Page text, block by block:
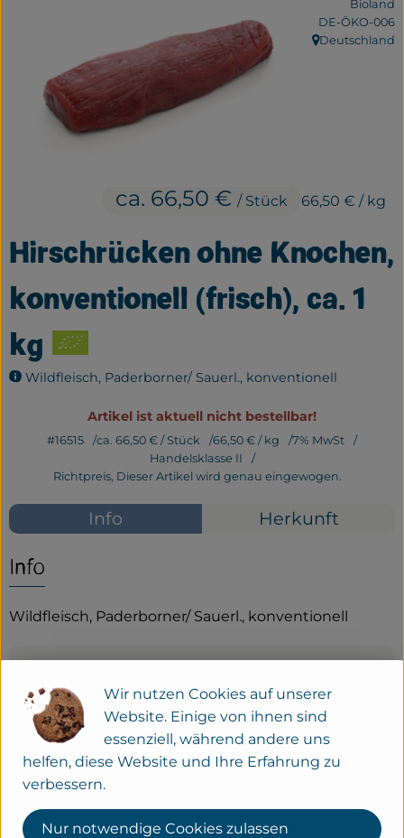
Bäckerei
Haltbares
Getränke
Geplante Kisten
Über uns
Service
Neues vom Hof
Hirschrücken ohne Knochen,
konventionell (frisch), ca. 1
kg
Wildfleisch, Paderborner/ Sauerl., konventionell
ca. 66,50 € / Stück 66,50 € / kg
Bioland
, Kontrollstelle:
DE-ÖKO-006
, Herkunft:
Deutschland
Artikel ist aktuell nicht bestellbar!
#16515 ca. 66,50 € / Stück 66,50 € / kg
7% MwSt
Handelsklasse II
Richtpreis, Dieser Artikel wird genau eingewogen.
Info Herkunft
Info
Wildfleisch, Paderborner/ Sauerl., konventionell
Herkunft
Hersteller: Biofleischerei Schäfers
Wir nutzen Cookies auf unserer
Website. Einige von ihnen sind
essenziell, während andere uns
helfen, diese Website und Ihre Erfahrung zu
verbessern.
Nur notwendige Cookies zulassen